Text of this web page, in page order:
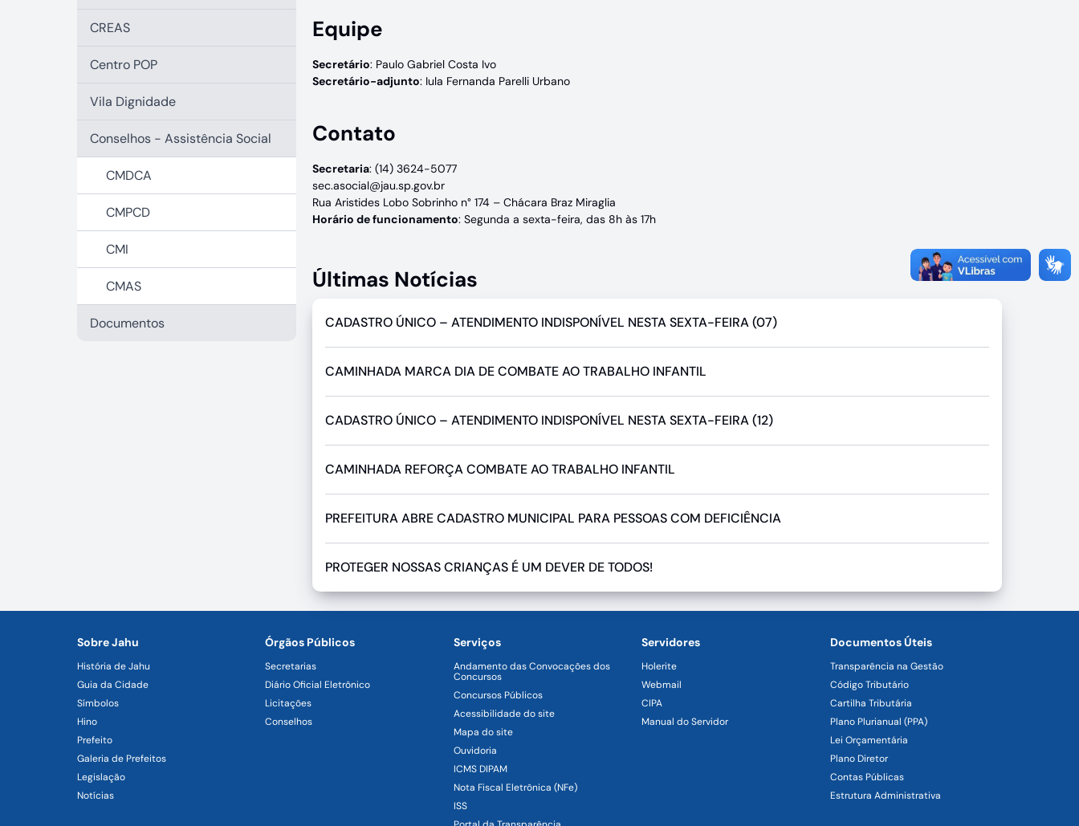
CREAS
Centro POP
Vila Dignidade
Conselhos - Assistência Social
CMDCA
CMPCD
CMI
CMAS
Documentos
Equipe
Secretário: Paulo Gabriel Costa Ivo
Secretário-adjunto: Iula Fernanda Parelli Urbano
Contato
Secretaria: (14) 3624-5077
sec.asocial@jau.sp.gov.br
Rua Aristides Lobo Sobrinho n° 174 – Chácara Braz Miraglia
Horário de funcionamento: Segunda a sexta-feira, das 8h às 17h
Últimas Notícias
CADASTRO ÚNICO – ATENDIMENTO INDISPONÍVEL NESTA SEXTA-FEIRA (07)
CAMINHADA MARCA DIA DE COMBATE AO TRABALHO INFANTIL
CADASTRO ÚNICO – ATENDIMENTO INDISPONÍVEL NESTA SEXTA-FEIRA (12)
CAMINHADA REFORÇA COMBATE AO TRABALHO INFANTIL
PREFEITURA ABRE CADASTRO MUNICIPAL PARA PESSOAS COM DEFICIÊNCIA
PROTEGER NOSSAS CRIANÇAS É UM DEVER DE TODOS!
Sobre Jahu
História de Jahu
Guia da Cidade
Símbolos
Hino
Prefeito
Galeria de Prefeitos
Legislação
Notícias
Órgãos Públicos
Secretarias
Diário Oficial Eletrônico
Licitações
Conselhos
Serviços
Andamento das Convocações dos
Concursos
Concursos Públicos
Acessibilidade do site
Mapa do site
Ouvidoria
ICMS DIPAM
Nota Fiscal Eletrônica (NFe)
ISS
Servidores
Holerite
Webmail
CIPA
Manual do Servidor
Documentos Úteis
Transparência na Gestão
Código Tributário
Cartilha Tributária
Plano Plurianual (PPA)
Lei Orçamentária
Plano Diretor
Contas Públicas
Estrutura Administrativa